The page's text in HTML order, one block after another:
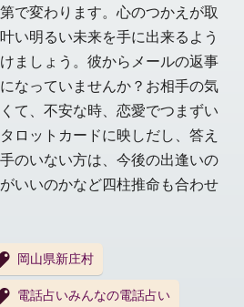
で変わります。心のつかえが取
い明るい未来を手に出来るよう
ましょう。彼からメールの返事
なっていませんか？お相手の気
て、不安な時、恋愛でつまずい
ロットカードに映しだし、答え
のいない方は、今後の出逢いの
いいのかなど四柱推命も合わせ
岡山県新庄村
電話占いみんなの電話占い